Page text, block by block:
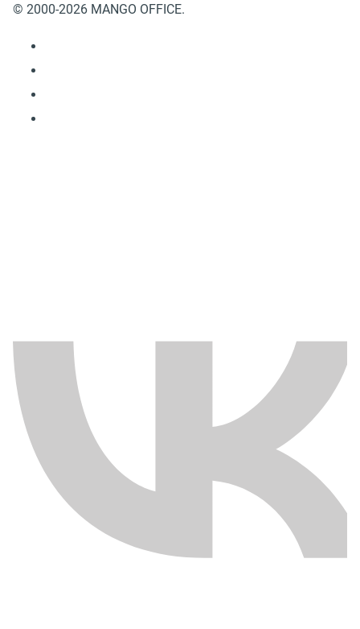
© 2000-2026 MANGO OFFICE.